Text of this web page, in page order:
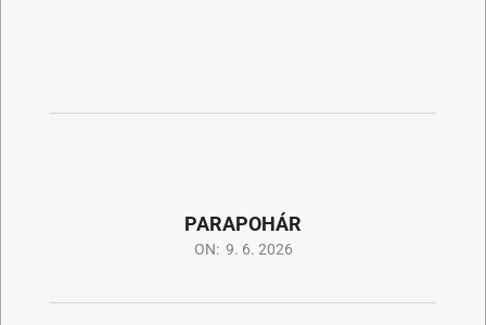
PARAPOHÁR
ON: 9. 6. 2026